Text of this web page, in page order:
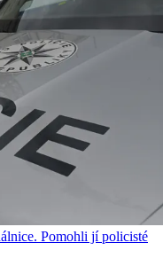
Pomohli jí policisté